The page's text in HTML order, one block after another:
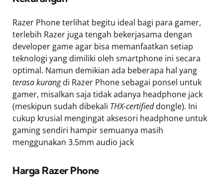
Razer Phone terlihat begitu ideal bagi para gamer,
terlebih Razer juga tengah bekerjasama dengan
developer game agar bisa memanfaatkan setiap
teknologi yang dimiliki oleh smartphone ini secara
optimal. Namun demikian ada beberapa hal yang
terasa kurangdi Razer Phone sebagai ponsel untuk
gamer, misalkan saja tidak adanya headphone jack
(meskipun sudah dibekali THX-certifieddongle). Ini
cukup krusial mengingat aksesori headphone untuk
gaming sendiri hampir semuanya masih
menggunakan 3.5mm audio jack
Harga Razer Phone